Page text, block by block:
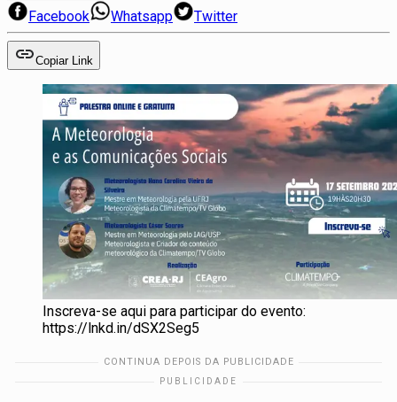
Facebook Whatsapp Twitter
Copiar Link
Inscreva-se aqui para participar do evento:
https://lnkd.in/dSX2Seg5